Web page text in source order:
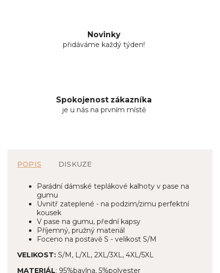
Novinky
přidáváme každý týden!
Spokojenost zákazníka
je u nás na prvním místě
POPIS DISKUZE
Parádní dámské teplákové kalhoty v pase na
gumu
Uvnitř zateplené - na podzim/zimu perfektní
kousek
V pase na gumu, přední kapsy
Příjemný, pružný materiál
Foceno na postavě S - velikost S/M
VELIKOST: S/M, L/XL, 2XL/3XL, 4XL/5XL
MATERIÁL: 95%bavlna, 5%polyester